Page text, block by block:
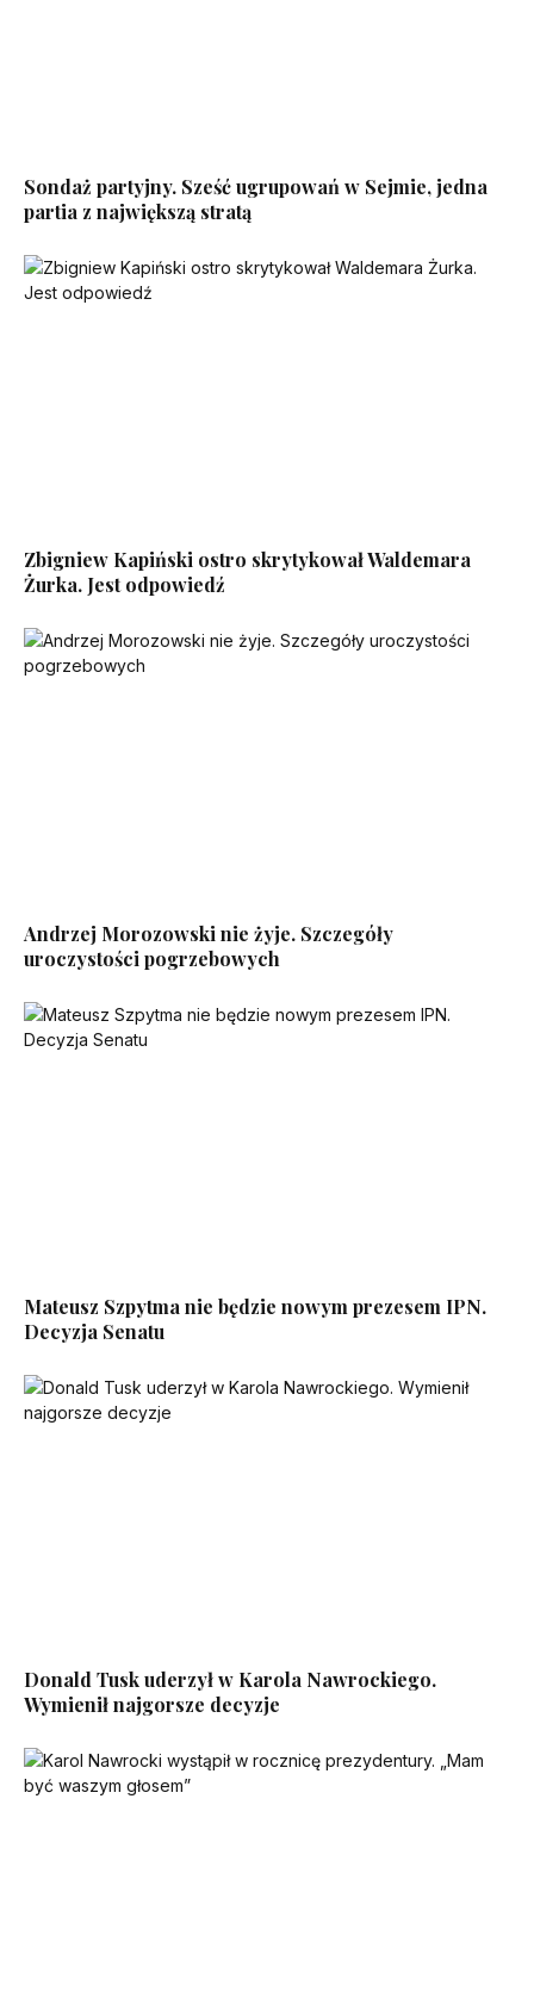
Sondaż partyjny. Sześć ugrupowań w Sejmie, jedna
partia z największą stratą
Zbigniew Kapiński ostro skrytykował Waldemara
Żurka. Jest odpowiedź
Andrzej Morozowski nie żyje. Szczegóły
uroczystości pogrzebowych
Mateusz Szpytma nie będzie nowym prezesem IPN.
Decyzja Senatu
Donald Tusk uderzył w Karola Nawrockiego.
Wymienił najgorsze decyzje